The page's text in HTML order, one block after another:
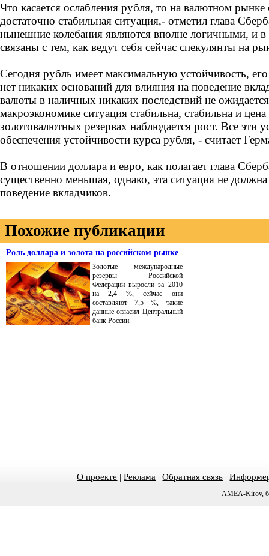
Что касается ослабления рубля, то на валютном рынке
достаточно стабильная ситуация,- отметил глава
нынешние колебания являются вполне логичными, и
связаны с тем, как ведут себя сейчас спекулянты на
Сегодня рубль имеет максимальную устойчивость,
нет никаких оснований для влияния на поведение
валюты в наличных никаких последствий не
макроэкономике ситуация стабильна, стабильна и
золотовалютных резервах наблюдается рост. Все эти
обеспечения устойчивости курса рубля, - считает
В отношении доллара и евро, как полагает глава
существенно меньшая, однако, эта ситуация не
поведение вкладчиков.
Похожие публикации
Роль доллара и золота на российском рынке
Золотые международные
резервы Российской
Федерации выросли за 2010
на 2,4 %, сейчас они
составляют 7,5 %, такие
данные огласил Центральный
банк России.
О проекте |Реклама |Обратная связь |
AMEA-Kirov,